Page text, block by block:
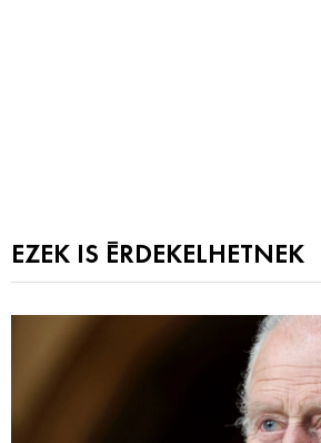
EZEK IS ÉRDEKELHETNEK